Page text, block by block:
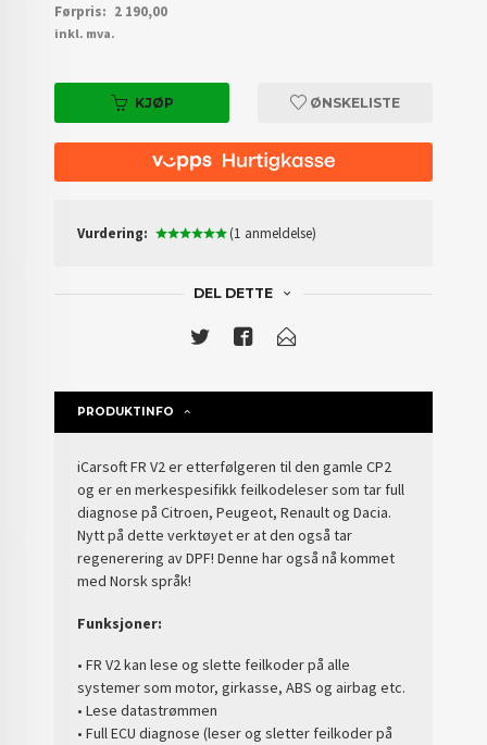
Førpris: 2 190,00
Rabatt
inkl. mva.
KJØP ØNSKELISTE
Vurdering: (1 anmeldelse)
DEL DETTE
PRODUKTINFO
iCarsoft FR V2 er etterfølgeren til den gamle CP2
og er en merkespesifikk feilkodeleser som tar full
diagnose på Citroen, Peugeot, Renault og Dacia.
Nytt på dette verktøyet er at den også tar
regenerering av DPF! Denne har også nå kommet
med Norsk språk!
Funksjoner:
• FR V2 kan lese og slette feilkoder på alle
systemer som motor, girkasse, ABS og airbag etc.
• Lese datastrømmen
• Full ECU diagnose (leser og sletter feilkoder på